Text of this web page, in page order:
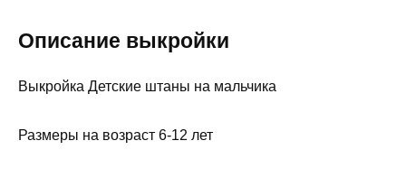
Описание выкройки
Выкройка Детские штаны на мальчика
Размеры на возраст 6-12 лет